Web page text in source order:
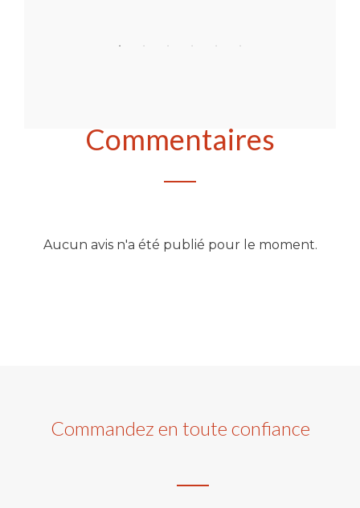
Commentaires
Aucun avis n'a été publié pour le moment.
Commandez en toute confiance